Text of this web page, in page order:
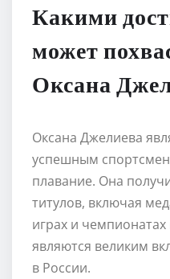
Какими
может
Оксана
Оксана Джелиева
успешным
плавание. Она
титулов, включая
играх и
являются великим
в России.